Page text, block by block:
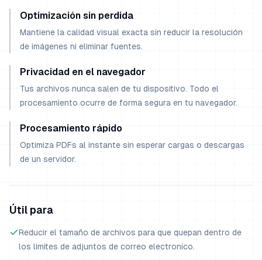
Optimización sin perdida
Mantiene la calidad visual exacta sin reducir la resolución
de imágenes ni eliminar fuentes.
Privacidad en el navegador
Tus archivos nunca salen de tu dispositivo. Todo el
procesamiento ocurre de forma segura en tu navegador.
Procesamiento rápido
Optimiza PDFs al instante sin esperar cargas o descargas
de un servidor.
Útil para
Reducir el tamaño de archivos para que quepan dentro de
los limites de adjuntos de correo electronico.